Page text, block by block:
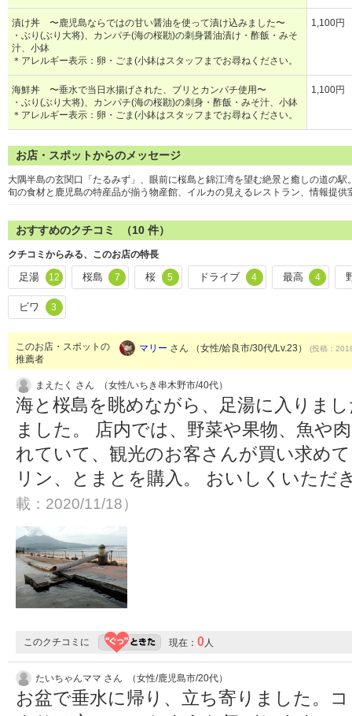
漬け丼 〜鹿児島ならではの甘い醤油を使って漬け込みました〜
・ぶり(ぶり大将)、カンパチ(海の桜勘)の刺身醤油漬け・酢飯・みそ
汁、小鉢
＊アレルギー表示：卵・ごま(小鉢はスタッフまでお尋ねください。
1,100円
海鮮丼 〜垂水で当日水揚げされた、ブリとカンパチ使用〜
・ぶり(ぶり大将)、カンパチ(海の桜勘)の刺身・酢飯・みそ汁、小鉢
＊アレルギー表示：卵・ごま(小鉢はスタッフまでお尋ねください。
1,100円
お店・スポットからのメッセージ
大隅半島の玄関口「たるみず」、眼前に桜島と錦江湾を望む絶景と癒しの道の
旬の食材と鹿児島の特産品が揃う物産館、イルカの見えるレストラン、情報提
おすすめのクチコミ （10 件）
クチコミからみる、このお店の特長
足湯 12 桜島 7 桜 5 ドライブ 4 最高 4
ビワ 3
このお店・スポットの
推薦者
マリー さん （女性/姶良市/30代/Lv.23） (投稿：
まえたく さん （女性/いちき串木野市/40代）
海と桜島を眺めながら、足湯に入りま
ました。 店内では、野菜や果物、魚や
れていて、観光のお客さんが買い求め
リン、とまとを購入。 おいしくいただ
載：2020/11/18）
このクチコミに 現在： 0人
たいちゃんママ さん （女性/鹿児島市/20代）
お盆で垂水に帰り、立ち寄りました。